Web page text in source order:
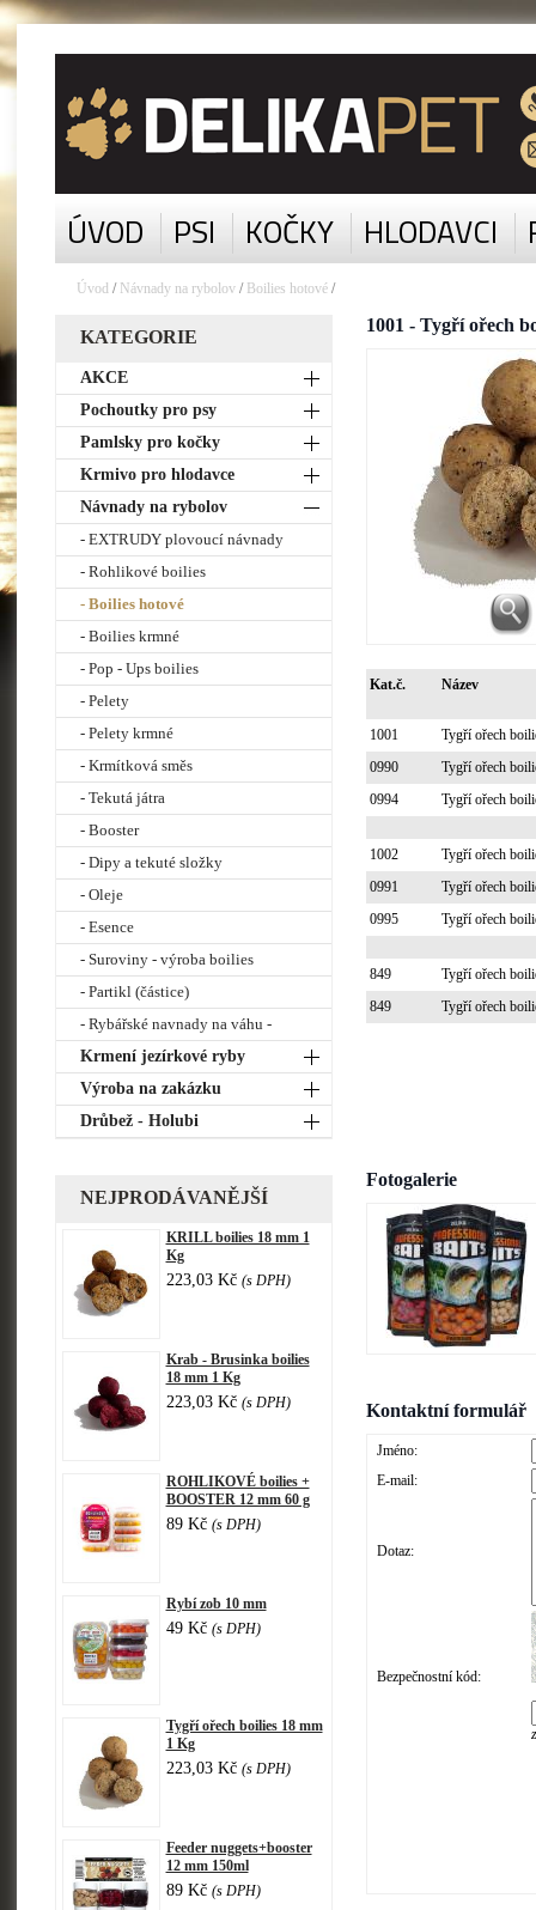
ÚVOD PSI KOČKY HLODAVCI
Úvod / Návnady na rybolov/ Boilies hotové/
KATEGORIE
AKCE
Pochoutky pro psy
Pamlsky pro kočky
Krmivo pro hlodavce
Návnady na rybolov
- EXTRUDY plovoucí návnady
- Rohlikové boilies
- Boilies hotové
- Boilies krmné
- Pop - Ups boilies
- Pelety
- Pelety krmné
- Krmítková směs
- Tekutá játra
- Booster
- Dipy a tekuté složky
- Oleje
- Esence
- Suroviny - výroba boilies
- Partikl (částice)
- Rybářské navnady na váhu -
Krmení jezírkové ryby
Výroba na zakázku
Drůbež - Holubi
NEJPRODÁVANĚJŠÍ
KRILL boilies 18 mm 1
Kg
223,03 Kč (s DPH)
Krab - Brusinka boilies
18 mm 1 Kg
223,03 Kč (s DPH)
ROHLIKOVÉ boilies +
BOOSTER 12 mm 60 g
89 Kč (s DPH)
Rybí zob 10 mm
49 Kč (s DPH)
Tygří ořech boilies 18 mm
1 Kg
223,03 Kč (s DPH)
Feeder nuggets+booster
12 mm 150ml
89 Kč (s DPH)
1001 - Tygří ořech
Kat.č. Název
1001
Tygří ořech
0990
Tygří ořech
0994
Tygří ořech
1002
Tygří ořech
0991
Tygří ořech
0995
Tygří ořech
849
Tygří ořech
849
Tygří ořech
Fotogalerie
Kontaktní formulář
Jméno:
E-mail:
Dotaz:
Bezpečnostní kód: